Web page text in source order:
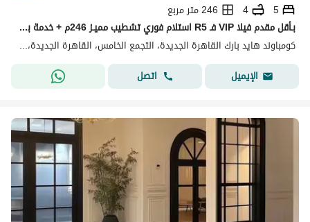
5
4
246 متر مربع
بـأقل مقدم فيلا VIP فـ R5 استلام فوري تشطيب مميـز 246م + خدمة بعد البيع من Hyde Park للبيع في القاهرة الجديدة New Cairo
كومباوند هايد بارك القاهرة الجديدة، التجمع الخامس، القاهرة الجديدة، القاهرة
الإيميل
اتصل